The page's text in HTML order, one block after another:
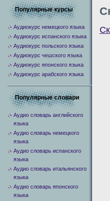
Популярные курсы
Аудиокурс немецкого языка
Аудиокурс испанского языка
Аудиокурс польского языка
Аудиокурс чешского языка
Аудиокурс японского языка
Аудиокурс арабского языка
Популярные словари
Аудио словарь английского
языка
Аудио словарь немецкого
языка
Аудио словарь испанского
языка
Аудио словарь итальянского
языка
Аудио словарь японского
языка